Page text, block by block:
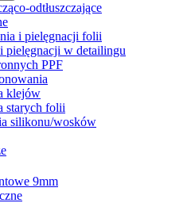
odtłuszczające
i pielęgnacji folii
pielęgnacji w detailingu
PPF
klejów
starych folii
silikonu/wosków
9mm